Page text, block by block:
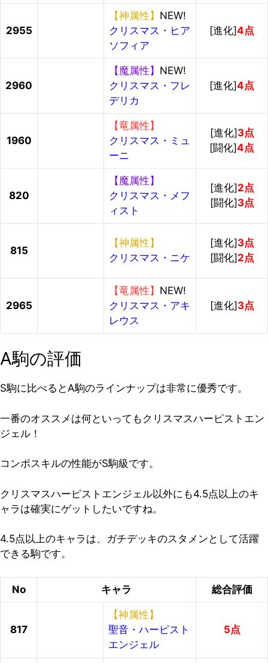
2955
【神属性】 NEW!
クリスマス・ヒア
ソフィア
[進化]4点
2960
【魔属性】 NEW!
クリスマス・フレ
デリカ
[進化]4点
1960
【竜属性】
クリスマス・ミュ
ーニ
[進化]3点
[闘化]4点
820
【魔属性】
クリスマス・メフ
ィスト
[進化]2点
[闘化]3点
815
【神属性】
クリスマス・ニケ
[進化]3点
[闘化]2点
2965
【竜属性】 NEW!
クリスマス・アキ
レウス
[進化]3点
A駒の評価
S駒に比べるとA駒のラインナップは非常に優秀です。
一番のオススメは何といってもクリスマスハーピストエン
ジェル！
コンボスキルの性能がS駒級です。
クリスマスハーピストエンジェル以外にも4.5点以上のキ
ャラは確実にゲットしたいですね。
4.5点以上のキャラは、ガチデッキのスタメンとして活躍
できる駒です。
No キャラ 総合評価
817
【神属性】
聖音・ハーピスト
エンジェル
5点